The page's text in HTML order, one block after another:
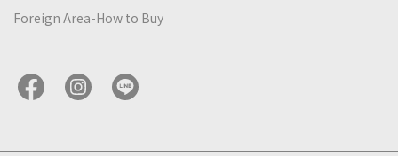
Foreign Area-How to Buy